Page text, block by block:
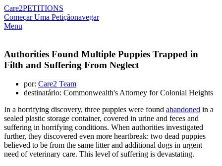
Care2PETITIONS
Começar Uma Petiçãonavegar
Menu
Authorities Found Multiple Puppies Trapped in
Filth and Suffering From Neglect
por: Care2 Team
destinatário: Commonwealth's Attorney for Colonial Heights
In a horrifying discovery, three puppies were found abandoned in a
sealed plastic storage container, covered in urine and feces and
suffering in horrifying conditions. When authorities investigated
further, they discovered even more heartbreak: two dead puppies
believed to be from the same litter and additional dogs in urgent
need of veterinary care. This level of suffering is devastating.